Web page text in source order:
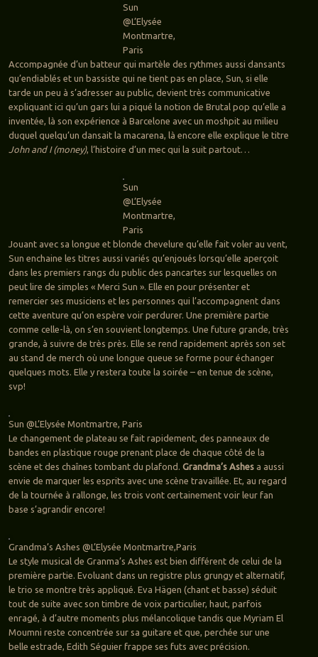
Sun
@L’Elysée
Montmartre,
Paris
Accompagnée d’un batteur qui martèle des rythmes aussi dansants
qu’endiablés et un bassiste qui ne tient pas en place, Sun, si elle
tarde un peu à s’adresser au public, devient très communicative
expliquant ici qu’un gars lui a piqué la notion de Brutal pop qu’elle a
inventée, là son expérience à Barcelone avec un moshpit au milieu
duquel quelqu’un dansait la macarena, là encore elle explique le titre
John and I (money), l’histoire d’un mec qui la suit partout…
Sun
@L’Elysée
Montmartre,
Paris
Jouant avec sa longue et blonde chevelure qu’elle fait voler au vent,
Sun enchaine les titres aussi variés qu’enjoués lorsqu’elle aperçoit
dans les premiers rangs du public des pancartes sur lesquelles on
peut lire de simples « Merci Sun ». Elle en pour présenter et
remercier ses musiciens et les personnes qui l’accompagnent dans
cette aventure qu’on espère voir perdurer. Une première partie
comme celle-là, on s’en souvient longtemps. Une future grande, très
grande, à suivre de très près. Elle se rend rapidement après son set
au stand de merch où une longue queue se forme pour échanger
quelques mots. Elle y restera toute la soirée – en tenue de scène,
svp!
Sun @L’Elysée Montmartre, Paris
Le changement de plateau se fait rapidement, des panneaux de
bandes en plastique rouge prenant place de chaque côté de la
scène et des chaînes tombant du plafond. Grandma’s Ashesa aussi
envie de marquer les esprits avec une scène travaillée. Et, au regard
de la tournée à rallonge, les trois vont certainement voir leur fan
base s’agrandir encore!
Grandma’s Ashes @L’Elysée Montmartre,Paris
Le style musical de Granma’s Ashes est bien différent de celui de la
première partie. Evoluant dans un registre plus grungy et alternatif,
le trio se montre très appliqué. Eva Hägen (chant et basse) séduit
tout de suite avec son timbre de voix particulier, haut, parfois
enragé, à d’autre moments plus mélancolique tandis que Myriam El
Moumni reste concentrée sur sa guitare et que, perchée sur une
belle estrade, Edith Séguier frappe ses futs avec précision.